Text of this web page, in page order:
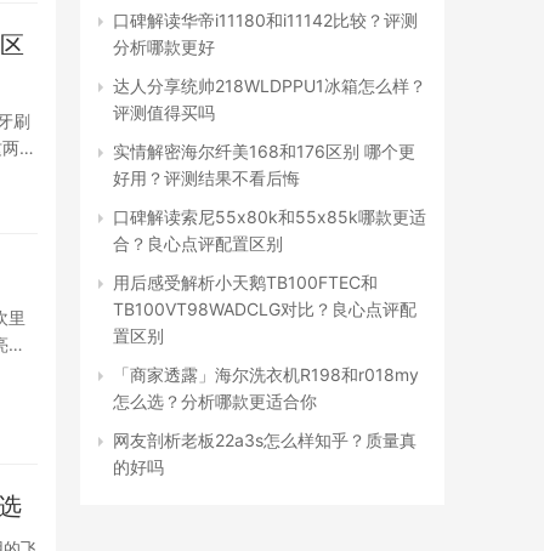
刷
款
里
，
口碑解读华帝i11180和i11142比较？评测
分析哪款更好
达人分享统帅218WLDPPU1冰箱怎么样？
评测值得买吗
实情解密海尔纤美168和176区别 哪个更
好用？评测结果不看后悔
口碑解读索尼55x80k和55x85k哪款更适
合？良心点评配置区别
用后感受解析小天鹅TB100FTEC和
TB100VT98WADCLG对比？良心点评配
置区别
「商家透露」海尔洗衣机R198和r018my
怎么选？分析哪款更适合你
网友剖析老板22a3s怎么样知乎？质量真
的好吗